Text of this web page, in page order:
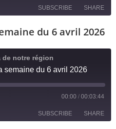
SUBSCRIBE SHARE
du 6 avril 2026
de notre région
semaine du 6 avril 2026
00:00 / 00:03:44
SUBSCRIBE SHARE